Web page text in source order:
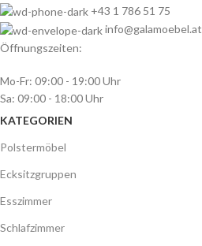
+43 1 786 51 75
info@galamoebel.at
Öffnungszeiten:
Mo-Fr: 09:00 - 19:00 Uhr
Sa: 09:00 - 18:00 Uhr
KATEGORIEN
Polstermöbel
Ecksitzgruppen
Esszimmer
Schlafzimmer